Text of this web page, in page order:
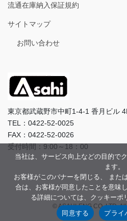
流通在庫納入保証規約
サイトマップ
お問い合わせ
東京都武蔵野市中町1-4-1 香月ビル
TEL：0422-52-0025
FAX：0422-52-0026
受付時間：9:00～18：00
© ASAHI-ENG CO.,LTD.
当社は、サービス向上などの目的で
ます。
お客様がこのバナーを閉じる、 また
合は、お客様が同意したことを意味
る詳細については、クッキーポ
同意する
プライ